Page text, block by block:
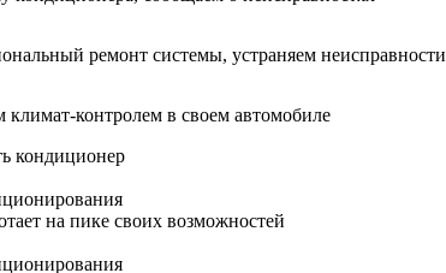
ремонт системы, устраняем неисправности
контролем в своем автомобиле
кондиционер
на пике своих возможностей